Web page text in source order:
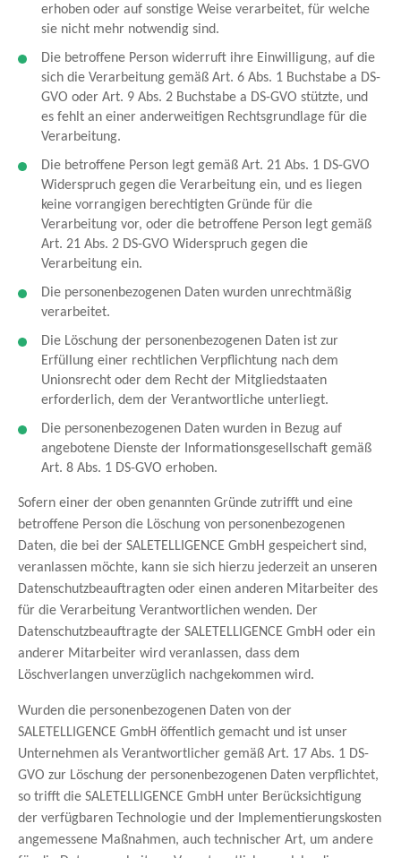
erhoben oder auf sonstige Weise verarbeitet, für welche
sie nicht mehr notwendig sind.
Die betroffene Person widerruft ihre Einwilligung, auf die
sich die Verarbeitung gemäß Art. 6 Abs. 1 Buchstabe a DS-
GVO oder Art. 9 Abs. 2 Buchstabe a DS-GVO stützte, und
es fehlt an einer anderweitigen Rechtsgrundlage für die
Verarbeitung.
Die betroffene Person legt gemäß Art. 21 Abs. 1 DS-GVO
Widerspruch gegen die Verarbeitung ein, und es liegen
keine vorrangigen berechtigten Gründe für die
Verarbeitung vor, oder die betroffene Person legt gemäß
Art. 21 Abs. 2 DS-GVO Widerspruch gegen die
Verarbeitung ein.
Die personenbezogenen Daten wurden unrechtmäßig
verarbeitet.
Die Löschung der personenbezogenen Daten ist zur
Erfüllung einer rechtlichen Verpflichtung nach dem
Unionsrecht oder dem Recht der Mitgliedstaaten
erforderlich, dem der Verantwortliche unterliegt.
Die personenbezogenen Daten wurden in Bezug auf
angebotene Dienste der Informationsgesellschaft gemäß
Art. 8 Abs. 1 DS-GVO erhoben.
Sofern einer der oben genannten Gründe zutrifft und eine
betroffene Person die Löschung von personenbezogenen
Daten, die bei der SALETELLIGENCE GmbH gespeichert sind,
veranlassen möchte, kann sie sich hierzu jederzeit an unseren
Datenschutzbeauftragten oder einen anderen Mitarbeiter des
für die Verarbeitung Verantwortlichen wenden. Der
Datenschutzbeauftragte der SALETELLIGENCE GmbH oder ein
anderer Mitarbeiter wird veranlassen, dass dem
Löschverlangen unverzüglich nachgekommen wird.
Wurden die personenbezogenen Daten von der
SALETELLIGENCE GmbH öffentlich gemacht und ist unser
Unternehmen als Verantwortlicher gemäß Art. 17 Abs. 1 DS-
GVO zur Löschung der personenbezogenen Daten verpflichtet,
so trifft die SALETELLIGENCE GmbH unter Berücksichtigung
der verfügbaren Technologie und der Implementierungskosten
angemessene Maßnahmen, auch technischer Art, um andere